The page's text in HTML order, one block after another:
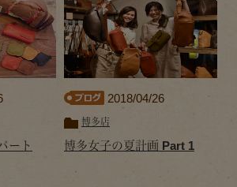
ート
2018/04/26
博多店
博多女子の夏計画 Part 1